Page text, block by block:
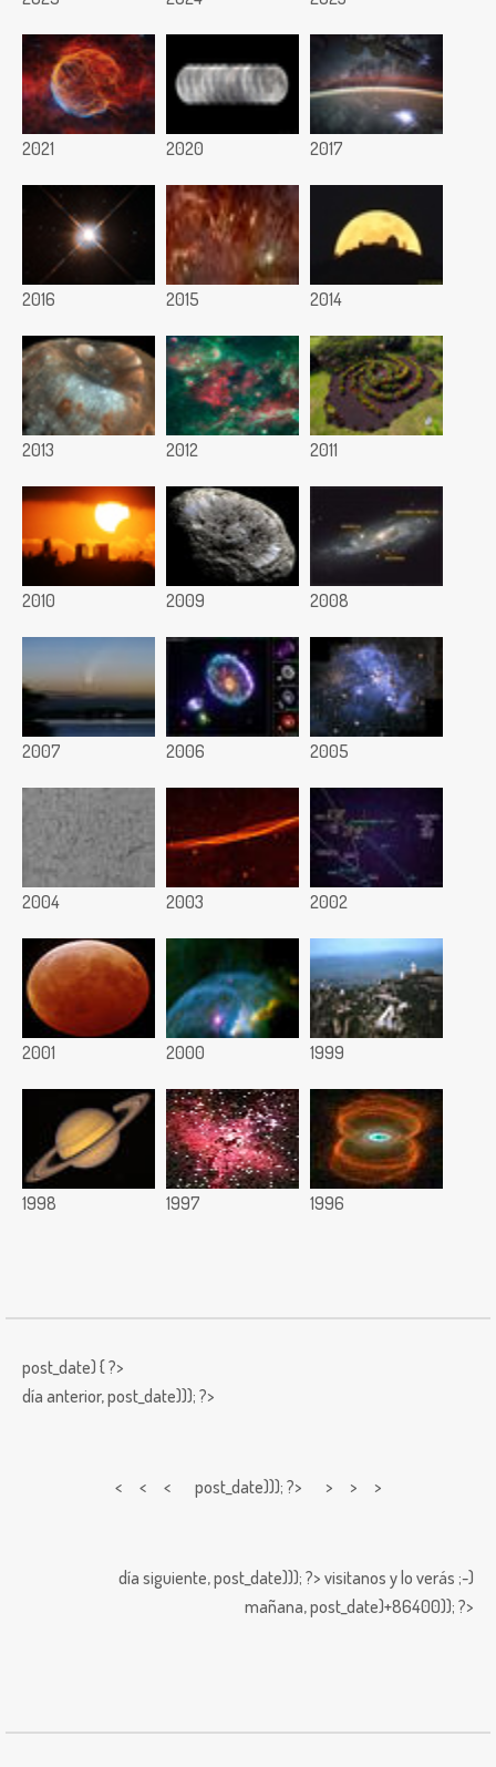
2021 2020 2017
2016 2015 2014
2013 2012 2011
2010 2009 2008
2007 2006 2005
2004 2003 2002
2001 2000 1999
1998 1997 1996
post_date) { ?>
día anterior,post_date))); ?>
< < < post_date))); ?> > > >
día siguiente,post_date))); ?> visitanos y lo verás ;-)
mañana,post_date)+86400)); ?>